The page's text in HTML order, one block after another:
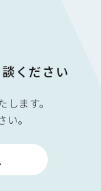
ください
ます。
。